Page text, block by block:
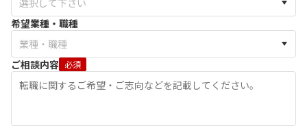
希望業種・職種
ご相談内容 必須